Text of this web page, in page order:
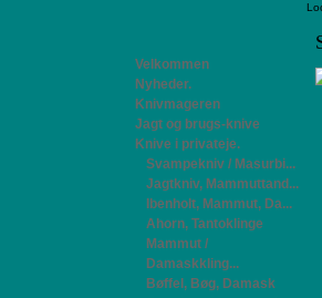
Velkommen
Nyheder.
Knivmageren
Jagt og brugs-knive
Knive i privateje.
Svampekniv / Masurbi...
Jagtkniv, Mammuttand...
Ibenholt, Mammut, Da...
Ahorn, Tantoklinge
Mammut /
Damaskkling...
Bøffel, Bøg, Damask